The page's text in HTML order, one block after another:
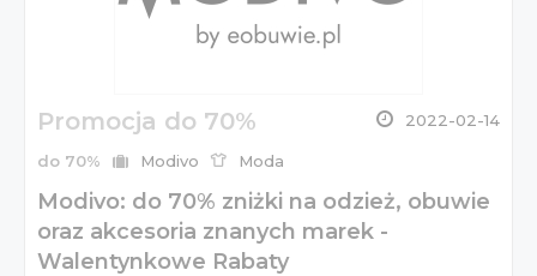
Promocja do 70% 2022-02-14
do 70% Modivo Moda
Modivo: do 70% zniżki na odzież, obuwie
oraz akcesoria znanych marek -
Walentynkowe Rabaty